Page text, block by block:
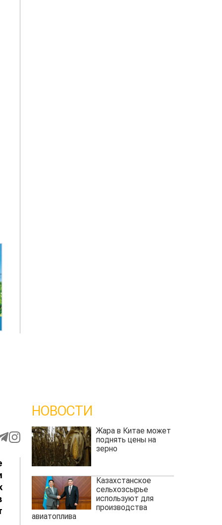
НОВОСТИ
Жара в Китае может
поднять цены на
зерно
Казахстанское
сельхозсырье
используют для
производства
авиатоплива